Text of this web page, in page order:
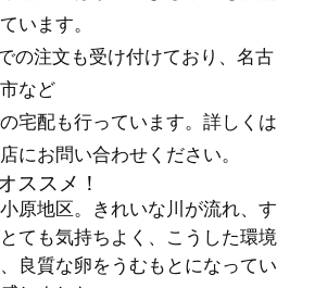
います。
の注文も受け付けており、名古
など
宅配も行っています。詳しくは
にお問い合わせください。
ススメ！
原地区。きれいな川が流れ、す
ても気持ちよく、こうした環境
良質な卵をうむもとになってい